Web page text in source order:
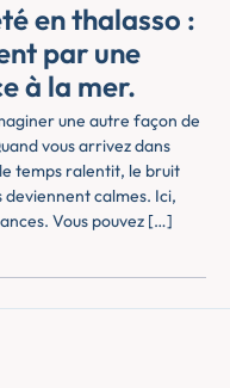
en thalasso :
par une
à la mer.
une autre façon de
vous arrivez dans
temps ralentit, le bruit
deviennent calmes. Ici,
Vous pouvez […]